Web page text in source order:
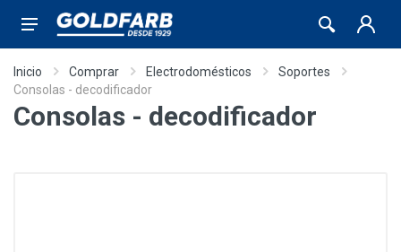
Inicio Comprar Electrodomésticos
Soportes
Consolas - decodificador
Consolas - decodificador